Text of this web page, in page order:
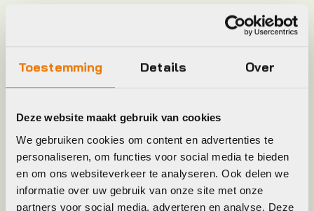
Toestemming Details Over
Deze website maakt gebruik van cookies
We gebruiken cookies om content en advertenties te
personaliseren, om functies voor social media te bieden
en om ons websiteverkeer te analyseren. Ook delen we
informatie over uw gebruik van onze site met onze
partners voor social media, adverteren en analyse. Deze
400
Accu locatie FRAME
Accu oplaadbaar in fiets